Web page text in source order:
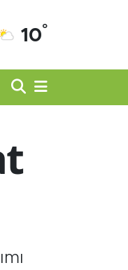
10°